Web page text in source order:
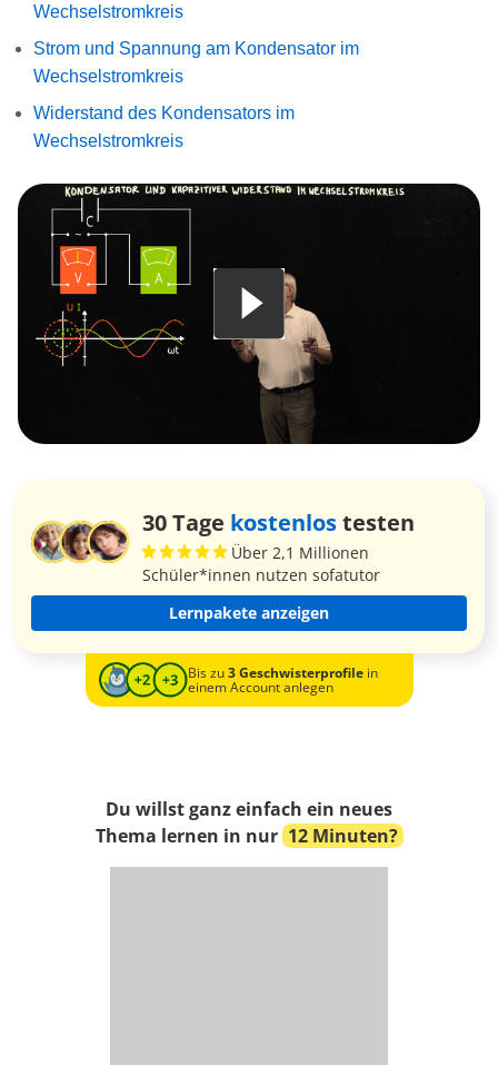
Wechselstromkreis
Strom und Spannung am Kondensator im
Wechselstromkreis
Widerstand des Kondensators im
Wechselstromkreis
30 Tage kostenlostesten
Über 2,1 Millionen
Schüler*innen nutzen sofatutor
Lernpakete anzeigen
Bis zu3 Geschwisterprofilein
einem Account anlegen
Du willst ganz einfach ein neues
Thema lernen in nur 12 Minuten?